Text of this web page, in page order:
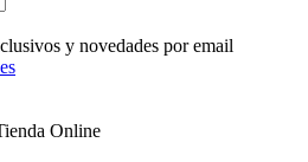
y novedades por email